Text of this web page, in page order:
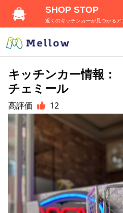
キッチンカー情報：
チェミール
高評価 12
SHOP STOP
近くのキッチンカーが見つかるア